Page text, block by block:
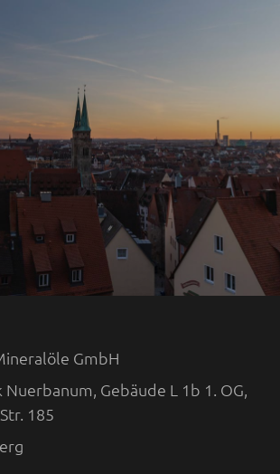
GmbH
Nuerbanum, Gebäude L 1b 1. OG,
185